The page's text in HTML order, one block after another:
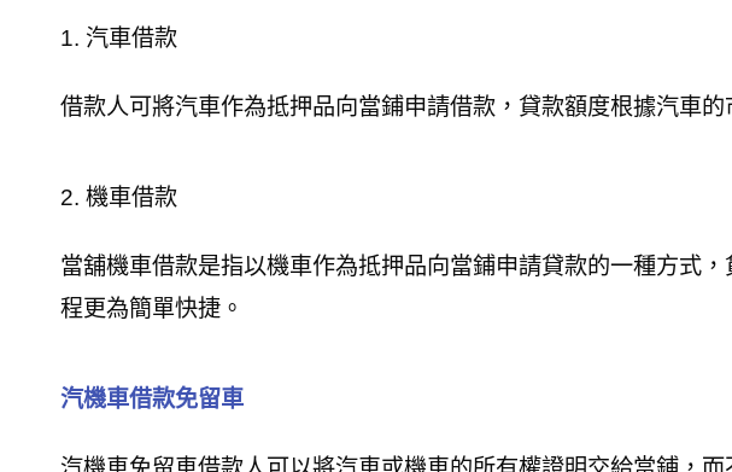
1. 汽車借款
借款人可將汽車作為抵押品向當鋪申請借款，貸款額度根據汽車
2. 機車借款
當舖機車借款是指以機車作為抵押品向當鋪申請貸款的一種方式
程更為簡單快捷。
汽機車借款免留車